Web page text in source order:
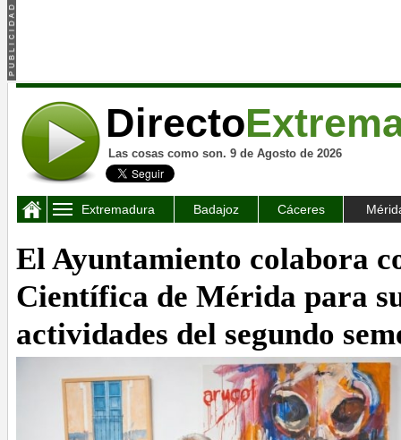
Directo
Las cosas como son. 9 de Agosto de 2026
Extremadura Badajoz Cáceres
El Ayuntamiento colabora
Científica de Mérida para
actividades del segundo